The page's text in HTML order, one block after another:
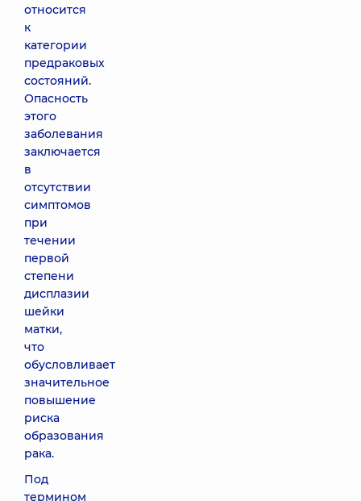
относится
к
категории
предраковых
состояний.
Опасность
этого
заболевания
заключается
в
отсутствии
симптомов
при
течении
первой
степени
дисплазии
шейки
матки,
что
обусловливает
значительное
повышение
риска
образования
рака.
Под
термином